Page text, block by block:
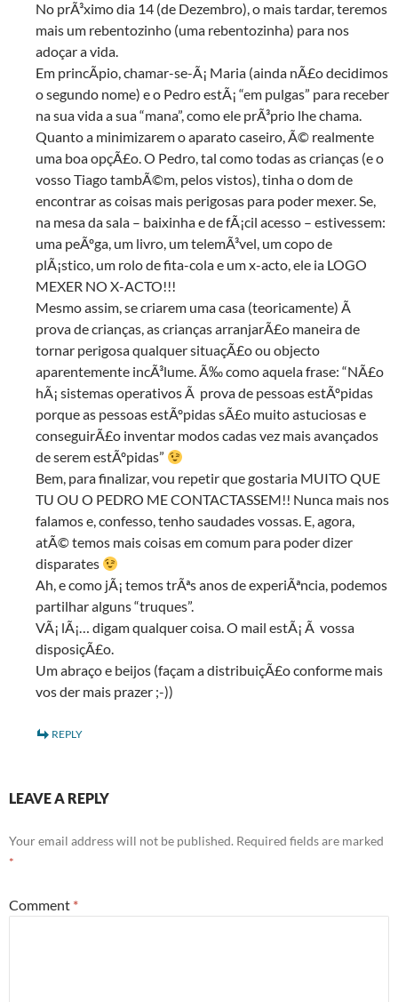
No prÃ³ximo dia 14 (de Dezembro), o mais tardar, teremos
mais um rebentozinho (uma rebentozinha) para nos
adoçar a vida.
Em princÃ­pio, chamar-se-Ã¡ Maria (ainda nÃ£o decidimos
o segundo nome) e o Pedro estÃ¡ “em pulgas” para receber
na sua vida a sua “mana”, como ele prÃ³prio lhe chama.
Quanto a minimizarem o aparato caseiro, Ã© realmente
uma boa opçÃ£o. O Pedro, tal como todas as crianças (e o
vosso Tiago tambÃ©m, pelos vistos), tinha o dom de
encontrar as coisas mais perigosas para poder mexer. Se,
na mesa da sala – baixinha e de fÃ¡cil acesso – estivessem:
uma peÃºga, um livro, um telemÃ³vel, um copo de
plÃ¡stico, um rolo de fita-cola e um x-acto, ele ia LOGO
MEXER NO X-ACTO!!!
Mesmo assim, se criarem uma casa (teoricamente) Ã
prova de crianças, as crianças arranjarÃ£o maneira de
tornar perigosa qualquer situaçÃ£o ou objecto
aparentemente incÃ³lume. Ã‰ como aquela frase: “NÃ£o
hÃ¡ sistemas operativos Ã prova de pessoas estÃºpidas
porque as pessoas estÃºpidas sÃ£o muito astuciosas e
conseguirÃ£o inventar modos cadas vez mais avançados
de serem estÃºpidas”
Bem, para finalizar, vou repetir que gostaria MUITO QUE
TU OU O PEDRO ME CONTACTASSEM!! Nunca mais nos
falamos e, confesso, tenho saudades vossas. E, agora,
atÃ© temos mais coisas em comum para poder dizer
disparates
Ah, e como jÃ¡ temos trÃªs anos de experiÃªncia, podemos
partilhar alguns “truques”.
VÃ¡ lÃ¡… digam qualquer coisa. O mail estÃ¡ Ã vossa
disposiçÃ£o.
Um abraço e beijos (façam a distribuiçÃ£o conforme mais
vos der mais prazer ;-))
REPLY
LEAVE A REPLY
Your email address will not be published. Required fields are marked
*
Comment *